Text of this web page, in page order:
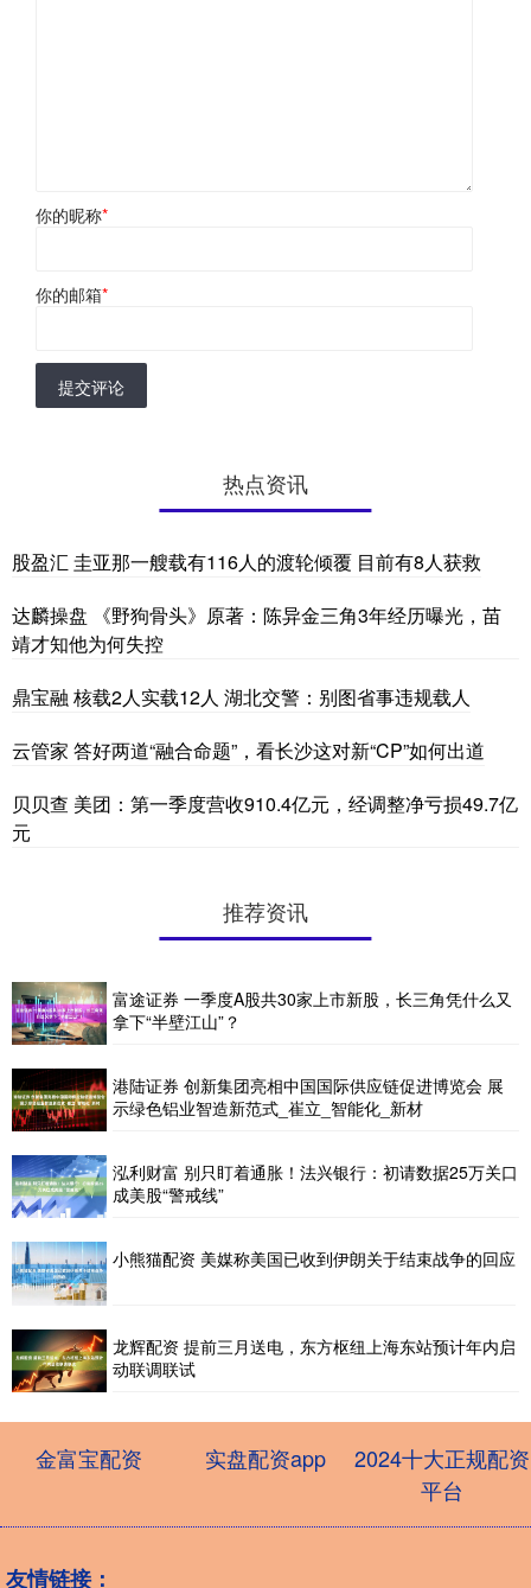
你的昵称*
你的邮箱*
提交评论
热点资讯
股盈汇 圭亚那一艘载有116人的渡轮倾覆 目前有8人获救
达麟操盘 《野狗骨头》原著：陈异金三角3年经历曝光，苗
靖才知他为何失控
鼎宝融 核载2人实载12人 湖北交警：别图省事违规载人
云管家 答好两道“融合命题”，看长沙这对新“CP”如何出道
贝贝查 美团：第一季度营收910.4亿元，经调整净亏损49.7亿
元
推荐资讯
富途证券 一季度A股共30家上市新股，长三角凭什么又
拿下“半壁江山”？
港陆证券 创新集团亮相中国国际供应链促进博览会 展
示绿色铝业智造新范式_崔立_智能化_新材
泓利财富 别只盯着通胀！法兴银行：初请数据25万关口
成美股“警戒线”
小熊猫配资 美媒称美国已收到伊朗关于结束战争的回应
龙辉配资 提前三月送电，东方枢纽上海东站预计年内启
动联调联试
金富宝配资 实盘配资app
2024十大正规配资
平台
友情链接：